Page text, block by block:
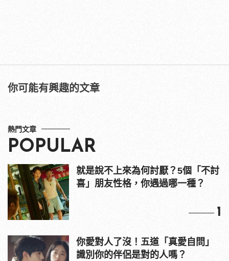
你可能有興趣的文章
熱門文章
POPULAR
就是說不上來為何討厭？5個「不討
喜」朋友性格，你遇過哪一種？
1
你愛對人了沒！五道「真愛自問」
識別你的伴侶是對的人嗎？